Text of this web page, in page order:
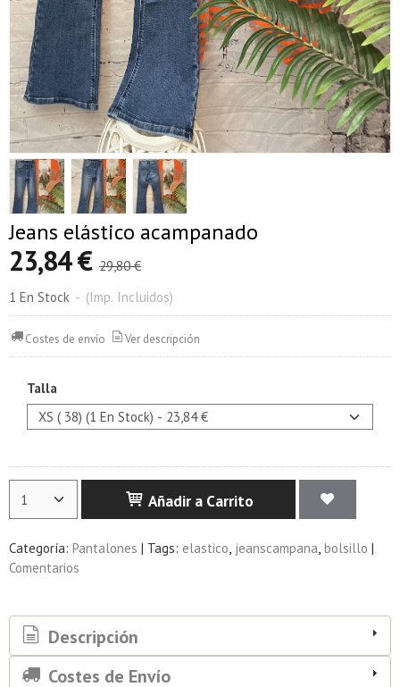
Jeans elástico acampanado
23,84 € 29,80 €
1 En Stock - (Imp. Incluidos)
Costes de envío Ver descripción
Talla
Añadir a Carrito
Categoría: Pantalones | Tags: elastico jeanscampana bolsillo |
Comentarios
Descripción
Costes de Envío